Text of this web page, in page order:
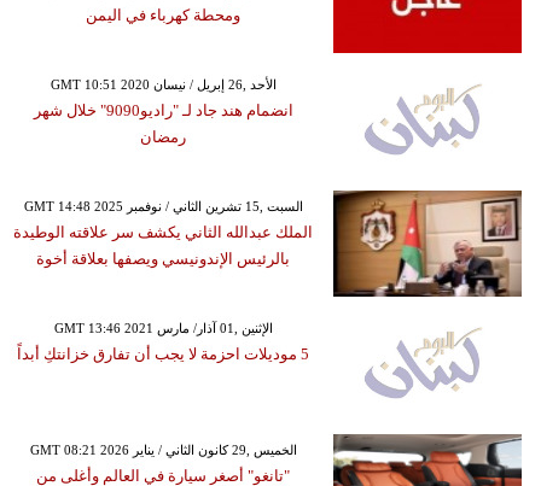
ومحطة كهرباء في اليمن
GMT 10:51 2020 الأحد ,26 إبريل / نيسان
انضمام هند جاد لـ "راديو9090" خلال شهر
رمضان
GMT 14:48 2025 السبت ,15 تشرين الثاني / نوفمبر
الملك عبدالله الثاني يكشف سر علاقته الوطيدة
بالرئيس الإندونيسي ويصفها بعلاقة أخوة
GMT 13:46 2021 الإثنين ,01 آذار/ مارس
5 موديلات احزمة لا يجب أن تفارق خزانتكِ أبداً
GMT 08:21 2026 الخميس ,29 كانون الثاني / يناير
"تانغو" أصغر سيارة في العالم وأغلى من